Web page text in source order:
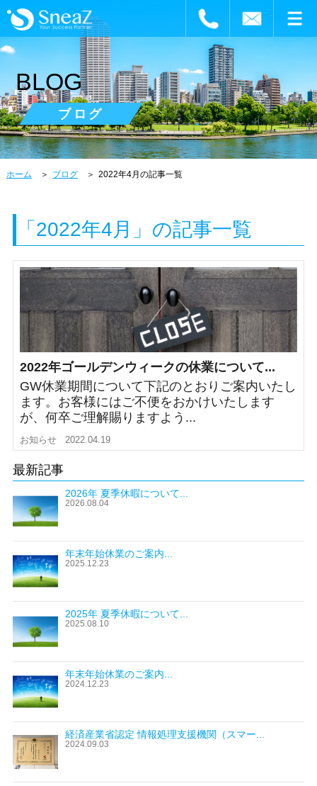
BLOG
ブログ
ホーム ブログ 2022年4月の記事一覧
「2022年4月」の記事一覧
2022年ゴールデンウィークの休業について...
GW休業期間について下記のとおりご案内いたし
ます。お客様にはご不便をおかけいたします
が、何卒ご理解賜りますよう...
お知らせ 2022.04.19
最新記事
2026年 夏季休暇について...
2026.08.04
年末年始休業のご案内...
2025.12.23
2025年 夏季休暇について...
2025.08.10
年末年始休業のご案内...
2024.12.23
経済産業省認定 情報処理支援機関（スマー...
2024.09.03